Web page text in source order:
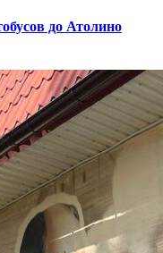
до Атолино